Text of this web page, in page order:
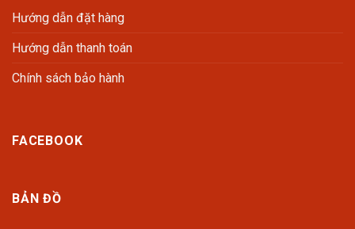
Hướng dẫn đặt hàng
Hướng dẫn thanh toán
Chính sách bảo hành
FACEBOOK
BẢN ĐỒ